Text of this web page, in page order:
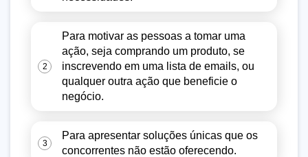
2
Para motivar as pessoas a tomar uma
ação, seja comprando um produto, se
inscrevendo em uma lista de emails, ou
qualquer outra ação que beneficie o
negócio.
3
Para apresentar soluções únicas que os
concorrentes não estão oferecendo.